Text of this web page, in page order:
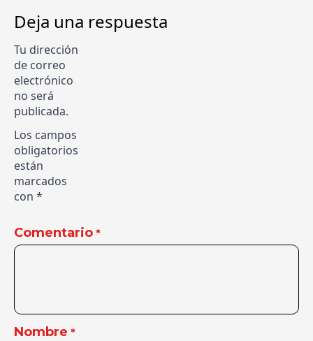
Deja una respuesta
Tu dirección
de correo
electrónico
no será
publicada.
Los campos
obligatorios
están
marcados
con *
Comentario *
Nombre *